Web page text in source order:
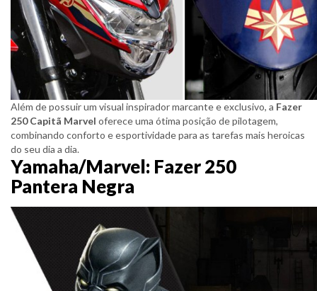
Além de possuir um visual inspirador marcante e exclusivo, a Fazer
250 Capitã Marvel oferece uma ótima posição de pilotagem,
combinando conforto e esportividade para as tarefas mais heroicas
do seu dia a dia.
Yamaha/Marvel: Fazer 250
Pantera Negra